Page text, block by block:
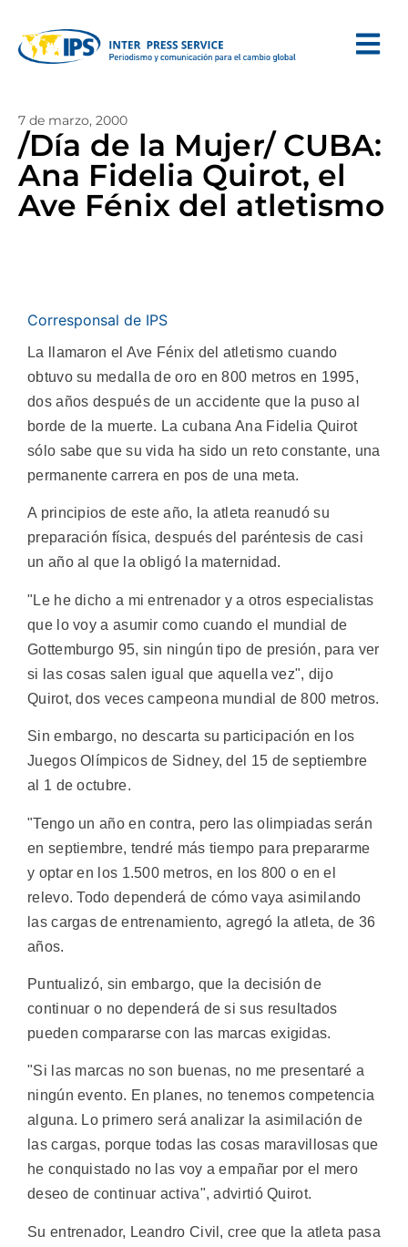
7 de marzo, 2000
/Día de la Mujer/ CUBA:
Ana Fidelia Quirot, el
Ave Fénix del atletismo
Corresponsal de IPS
La llamaron el Ave Fénix del atletismo cuando
obtuvo su medalla de oro en 800 metros en 1995,
dos años después de un accidente que la puso al
borde de la muerte. La cubana Ana Fidelia Quirot
sólo sabe que su vida ha sido un reto constante, una
permanente carrera en pos de una meta.
A principios de este año, la atleta reanudó su
preparación física, después del paréntesis de casi
un año al que la obligó la maternidad.
"Le he dicho a mi entrenador y a otros especialistas
que lo voy a asumir como cuando el mundial de
Gottemburgo 95, sin ningún tipo de presión, para ver
si las cosas salen igual que aquella vez", dijo
Quirot, dos veces campeona mundial de 800 metros.
Sin embargo, no descarta su participación en los
Juegos Olímpicos de Sidney, del 15 de septiembre
al 1 de octubre.
"Tengo un año en contra, pero las olimpiadas serán
en septiembre, tendré más tiempo para prepararme
y optar en los 1.500 metros, en los 800 o en el
relevo. Todo dependerá de cómo vaya asimilando
las cargas de entrenamiento, agregó la atleta, de 36
años.
Puntualizó, sin embargo, que la decisión de
continuar o no dependerá de si sus resultados
pueden compararse con las marcas exigidas.
"Si las marcas no son buenas, no me presentaré a
ningún evento. En planes, no tenemos competencia
alguna. Lo primero será analizar la asimilación de
las cargas, porque todas las cosas maravillosas que
he conquistado no las voy a empañar por el mero
deseo de continuar activa", advirtió Quirot.
Su entrenador, Leandro Civil, cree que la atleta pasa